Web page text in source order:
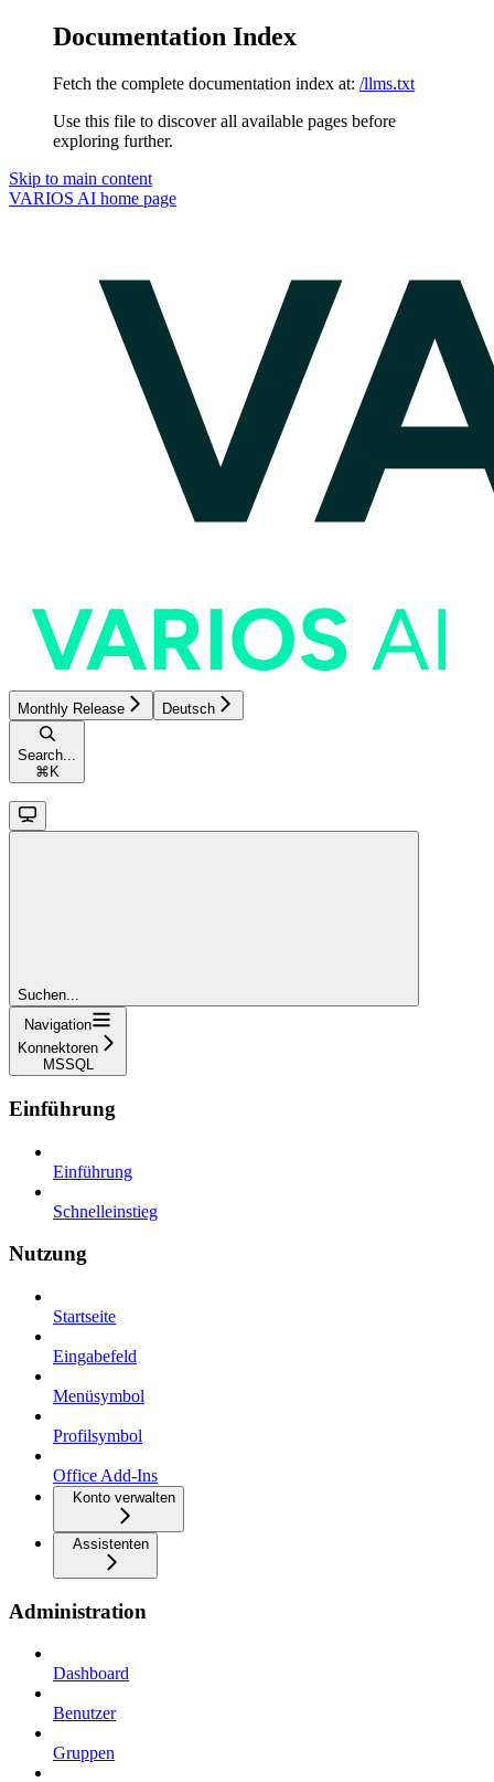
Documentation Index
Fetch the complete documentation index at: /llms.txt
Use this file to discover all available pages before
exploring further.
Skip to main content
VARIOS AI home page
Monthly Release Deutsch
Search...
⌘ K
Suchen...
Navigation
Konnektoren
MSSQL
Einführung
Einführung
Schnelleinstieg
Nutzung
Startseite
Eingabefeld
Menüsymbol
Profilsymbol
Office Add-Ins
Konto verwalten
Assistenten
Administration
Dashboard
Benutzer
Gruppen